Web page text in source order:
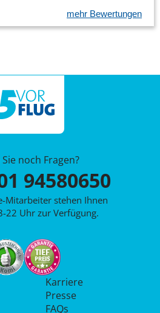
mehr Bewertungen
noch Fragen?
94580650
Mitarbeiter stehen Ihnen
22 Uhr zur Verfügung.
Karriere
Presse
FAQs